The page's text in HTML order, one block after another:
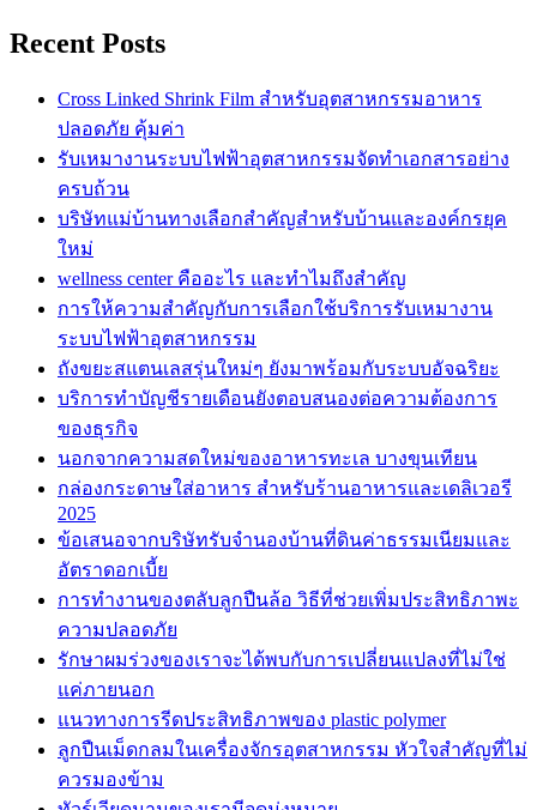
Recent Posts
Cross Linked Shrink Film สำหรับอุตสาหกรรมอาหาร
ปลอดภัย คุ้มค่า
รับเหมางานระบบไฟฟ้าอุตสาหกรรมจัดทำเอกสารอย่าง
ครบถ้วน
บริษัทแม่บ้านทางเลือกสำคัญสำหรับบ้านและองค์กรยุค
ใหม่
wellness center คืออะไร และทำไมถึงสำคัญ
การให้ความสำคัญกับการเลือกใช้บริการรับเหมางาน
ระบบไฟฟ้าอุตสาหกรรม
ถังขยะสแตนเลสรุ่นใหม่ๆ ยังมาพร้อมกับระบบอัจฉริยะ
บริการทำบัญชีรายเดือนยังตอบสนองต่อความต้องการ
ของธุรกิจ
นอกจากความสดใหม่ของอาหารทะเล บางขุนเทียน
กล่องกระดาษใส่อาหาร สำหรับร้านอาหารและเดลิเวอรี
2025
ข้อเสนอจากบริษัทรับจำนองบ้านที่ดินค่าธรรมเนียมและ
อัตราดอกเบี้ย
การทำงานของตลับลูกปืนล้อ วิธีที่ช่วยเพิ่มประสิทธิภาพะ
ความปลอดภัย
รักษาผมร่วงของเราจะได้พบกับการเปลี่ยนแปลงที่ไม่ใช่
แค่ภายนอก
แนวทางการรีดประสิทธิภาพของ plastic polymer
ลูกปืนเม็ดกลมในเครื่องจักรอุตสาหกรรม หัวใจสำคัญที่ไม่
ควรมองข้าม